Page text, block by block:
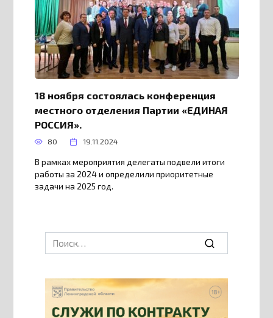
18 ноября состоялась конференция
местного отделения Партии «ЕДИНАЯ
РОССИЯ».
80 19.11.2024
В рамках мероприятия делегаты подвели итоги
работы за 2024 и определили приоритетные
задачи на 2025 год.
Search
for: